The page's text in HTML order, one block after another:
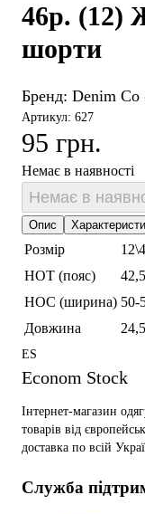
46р. (12)
шорти
Бренд: Denim
Артикул: 627
95 грн.
Немає в наявності
Немає в
Опис
Розмір
НОТ (пояс)
НОС (ширина) 50-
Довжина
24,5
ES
Econom Stock
Інтернет-магазин
товарів від
доставка по всій
Служба